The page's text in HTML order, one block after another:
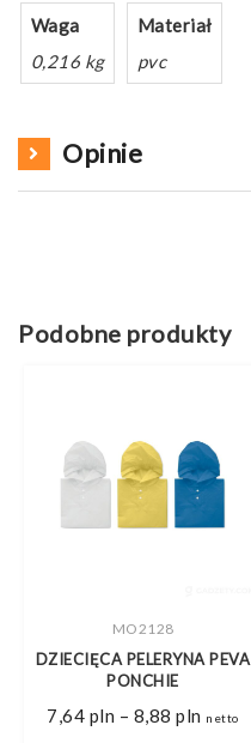
Waga
0,216 kg
Materiał
pvc
Opinie
Podobne produkty
MO2128
DZIECIĘCA PELERYNA PEVA
PONCHIE
7,64 pln – 8,88pln Zakres
cen:
netto